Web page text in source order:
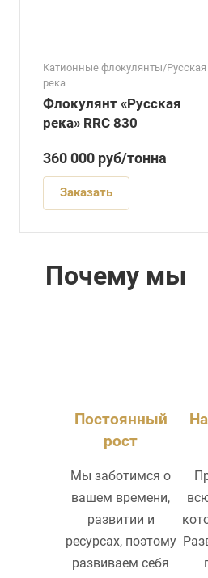
Катионные флокулянты/Русская
река
Флокулянт «Русская
река» RRC 830
360 000 руб/тонна
Заказать
Почему мы
Постоянный
рост
Мы заботимся о
вашем времени,
развитии и
ресурсах, поэтому
развиваем себя